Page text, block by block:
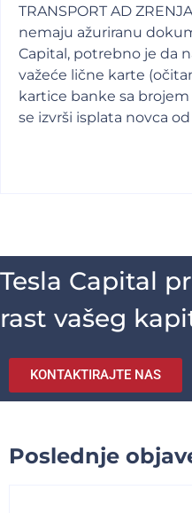
TRANSPORT AD
nemaju ažuriranu
Capital, potrebno je da
važeće lične karte
kartice banke sa
se izvrši isplata novca
Tesla Capital
rast vašeg
KONTAKTIRAJTE NAS
Poslednje